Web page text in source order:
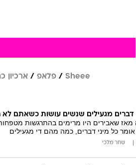
Sheee פלאפ ארכיון
דברים מגעילים שנשים עושות כשאתם לא
מאז שאבירים היו מרימים בהתרגשות
כל מיני דברים, כמה מהם די מגעילים
שחר מלכי